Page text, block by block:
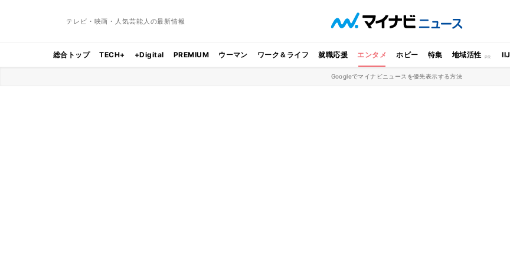
テレビ・映画・人気芸能人の最新情報
総合トップ TECH+ +Digital PREMIUM ウーマン ワーク＆ライフ 就職応援 エンタメ ホビー 特集 地域活性 IIJ
Googleでマイナビニュースを優先表示する方法